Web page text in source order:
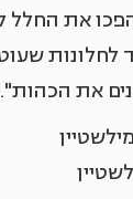
את החלל